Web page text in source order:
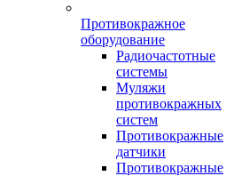
Противокражное
оборудование
Радиочастотные
системы
Муляжи
противокражных
систем
Противокражные
датчики
Противокражные